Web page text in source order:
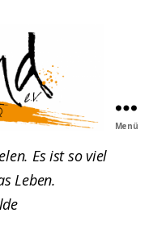
Menü
Es ist so viel
Leben.